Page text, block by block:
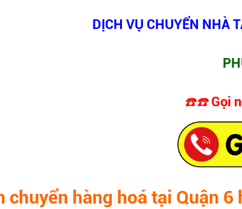
DỊCH VỤ CHUYỂN NHÀ
☎️☎️ Gọi
chuyển hàng hoá tại Quận 6